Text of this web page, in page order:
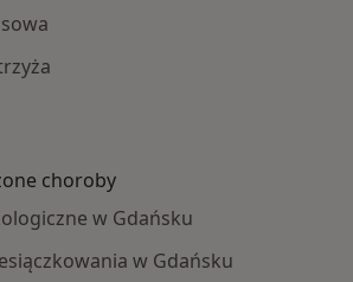
choroby
w Gdańsku
w Gdańsku